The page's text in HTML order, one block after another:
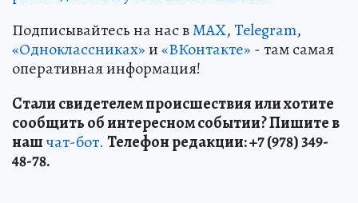
Подписывайтесь на нас вMAX,Telegram,
«Одноклассниках»и«ВКонтакте» - там самая
оперативная информация!
Стали свидетелем происшествия или хотите
сообщить об интересном событии? Пишите в
нашчат-бот. Телефон редакции: +7 (978) 349-
48-78.